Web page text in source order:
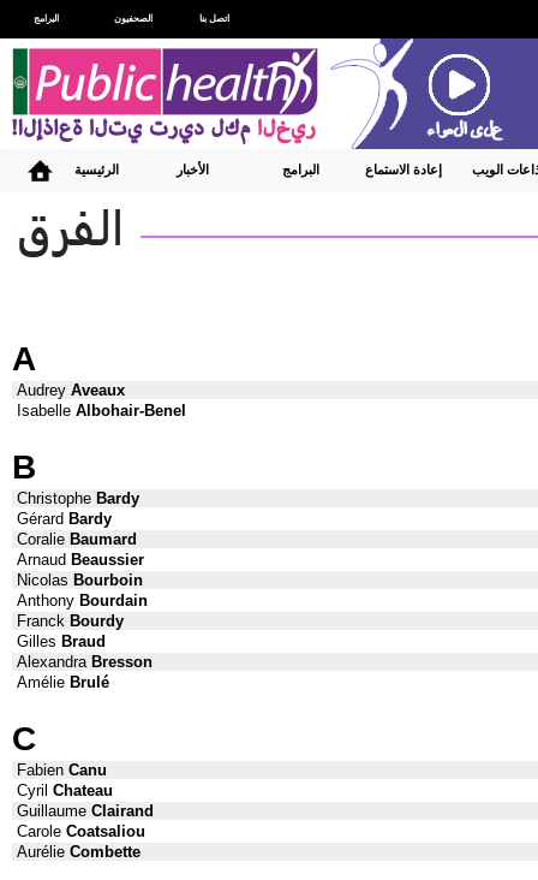
A
Audrey Aveaux
Isabelle Albohair-Benel
B
Christophe Bardy
Gérard Bardy
Coralie Baumard
Arnaud Beaussier
Nicolas Bourboin
Anthony Bourdain
Franck Bourdy
Gilles Braud
Alexandra Bresson
Amélie Brulé
C
Fabien Canu
Cyril Chateau
Guillaume Clairand
Carole Coatsaliou
Aurélie Combette
الصحفيون اتصل بنا
الأخبار البرامج إعادة الاستماع الويب